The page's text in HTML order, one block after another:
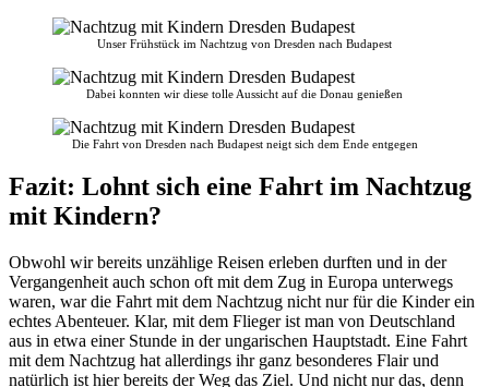
Unser Frühstück im Nachtzug von Dresden nach Budapest
Dabei konnten wir diese tolle Aussicht auf die Donau genießen
Die Fahrt von Dresden nach Budapest neigt sich dem Ende entgegen
Fazit: Lohnt sich eine Fahrt im Nachtzug
mit Kindern?
Obwohl wir bereits unzählige Reisen erleben durften und in der
Vergangenheit auch schon oft mit dem Zug in Europa unterwegs
waren, war die Fahrt mit dem Nachtzug nicht nur für die Kinder ein
echtes Abenteuer. Klar, mit dem Flieger ist man von Deutschland
aus in etwa einer Stunde in der ungarischen Hauptstadt. Eine Fahrt
mit dem Nachtzug hat allerdings ihr ganz besonderes Flair und
natürlich ist hier bereits der Weg das Ziel. Und nicht nur das, denn